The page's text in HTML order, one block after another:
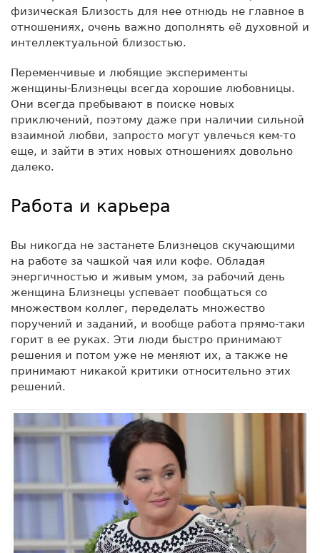
физическая Близость для нее отнюдь не главное в
отношениях, очень важно дополнять её духовной и
интеллектуальной близостью.
Переменчивые и любящие эксперименты
женщины-Близнецы всегда хорошие любовницы.
Они всегда пребывают в поиске новых
приключений, поэтому даже при наличии сильной
взаимной любви, запросто могут увлечься кем-то
еще, и зайти в этих новых отношениях довольно
далеко.
Работа и карьера
Вы никогда не застанете Близнецов скучающими
на работе за чашкой чая или кофе. Обладая
энергичностью и живым умом, за рабочий день
женщина Близнецы успевает пообщаться со
множеством коллег, переделать множество
поручений и заданий, и вообще работа прямо-таки
горит в ее руках. Эти люди быстро принимают
решения и потом уже не меняют их, а также не
принимают никакой критики относительно этих
решений.